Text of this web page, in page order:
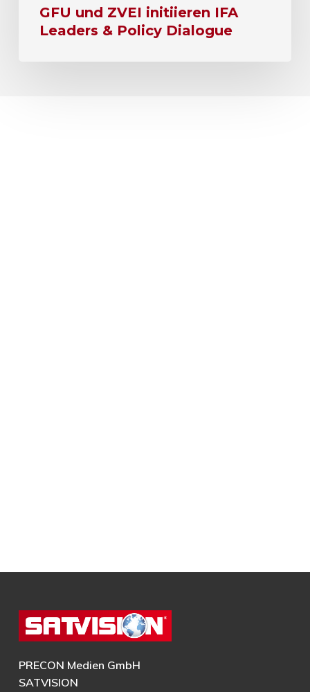
GFU und ZVEI initiieren IFA
Leaders & Policy Dialogue
PRECON Medien GmbH
SATVISION